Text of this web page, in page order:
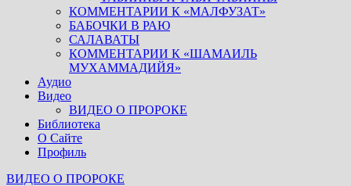
КОММЕНТАРИИ К «МАЛФУЗАТ»
БАБОЧКИ В РАЮ
САЛАВАТЫ
КОММЕНТАРИИ К «ШАМАИЛЬ
МУХАММАДИЙЯ»
Аудио
Видео
ВИДЕО О ПРОРОКЕ
Библиотека
О Сайте
Профиль
ВИДЕО О ПРОРОКЕ